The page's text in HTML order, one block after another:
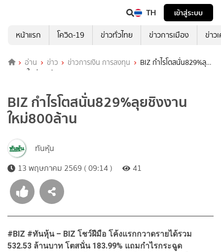
TH
เข้าสู่ระบบ
หน้าแรก
โควิด-19 ข่าวทั่วไทย ข่าวการเมือง ข่าว
อ่าน ข่าว ข่าวการเงิน การลงทุน
BIZ กำไรโตสนั่น829%ลุย
ชิงงานใหม่800ล้าน
BIZ กำไรโตสนั่น829%ลุยชิงงาน
ใหม่800ล้าน
ทันหุ้น
13 พฤษภาคม 2569 ( 09:14 )
41
#BIZ #ทันหุ้น – BIZ โชว์ฝีมือ โค้งแรกกวาดรายได้รวม
532.53 ล้านบาท โตสนั่น 183.99% แถมกำไรกระฉูด